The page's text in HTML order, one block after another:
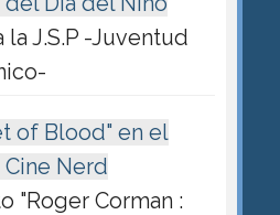
la J.S.P -Juventud
of Blood" en el
Nerd
"Roger Corman :